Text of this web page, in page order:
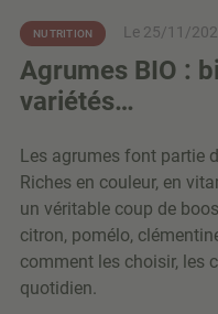
NUTRITION Le 25/11/
Agrumes BIO :
variétés…
Les agrumes font partie
Riches en couleur, en
un véritable coup de
citron, pomélo,
comment les choisir, les
quotidien.